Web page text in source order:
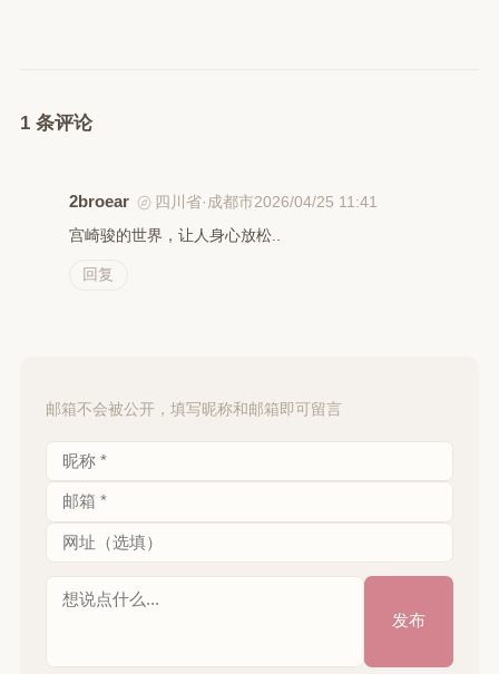
1 条评论
2broear 四川省·成都市2026/04/25 11:41
宫崎骏的世界，让人身心放松..
回复
邮箱不会被公开，填写昵称和邮箱即可留言